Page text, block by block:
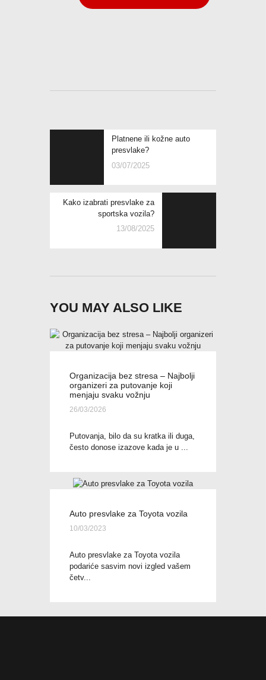
Platnene ili kožne auto
presvlake?
03/07/2025
Kako izabrati presvlake za
sportska vozila?
13/08/2025
YOU MAY ALSO LIKE
Organizacija bez stresa – Najbolji
organizeri za putovanje koji
menjaju svaku vožnju
26/03/2026
Putovanja, bilo da su kratka ili duga,
često donose izazove kada je u ...
Auto presvlake za Toyota vozila
10/03/2023
Auto presvlake za Toyota vozila
podariće sasvim novi izgled vašem
četv...